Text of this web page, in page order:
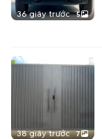
36 giây trước 5
38 giây trước 7